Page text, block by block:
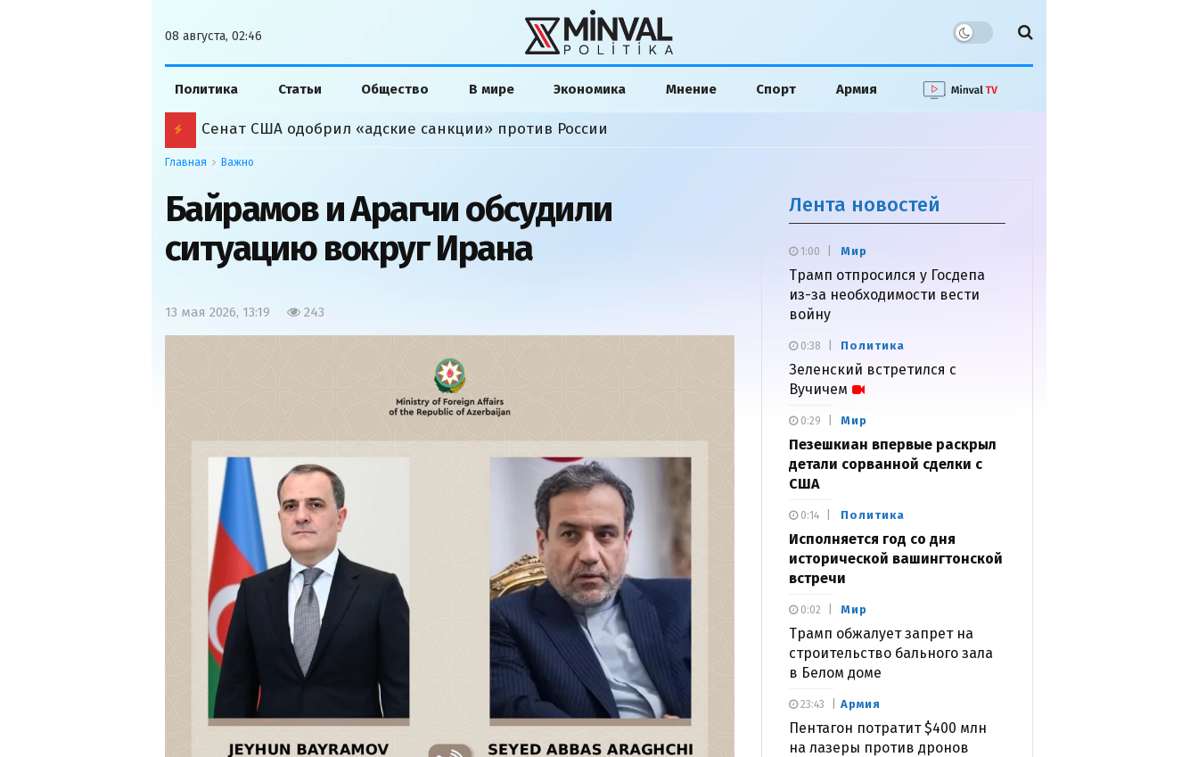
08 августа, 02:46
Политика Статьи Общество В мире Экономика Мнение Спорт Армия
Сенат США одобрил «адские санкции» против России
Главная Важно
Байрамов и Арагчи обсудили
ситуацию вокруг Ирана
13 мая 2026, 13:19 243
Лента новостей
Мир
Трамп отпросился у Госдепа
из-за необходимости вести
войну
1:00
Политика
Зеленский встретился с
Вучичем
0:38
Мир
Пезешкиан впервые раскрыл
детали сорванной сделки с
США
0:29
Политика
Исполняется год со дня
исторической вашингтонской
встречи
0:14
Мир
Трамп обжалует запрет на
строительство бального зала
в Белом доме
0:02
Армия
Пентагон потратит $400 млн
на лазеры против дронов
23:43